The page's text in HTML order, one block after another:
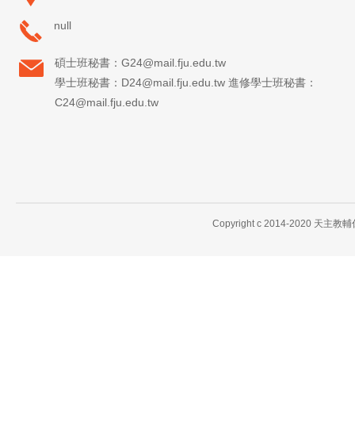
null
碩士班秘書：G24@mail.fju.edu.tw
學士班秘書：D24@mail.fju.edu.tw 進修學士班秘書：
C24@mail.fju.edu.tw
Copyright c 2014-2020 天主教